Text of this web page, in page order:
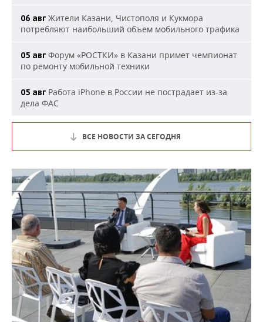
06 авг Жители Казани, Чистополя и Кукмора
потребляют наибольший объем мобильного трафика
05 авг Форум «РОСТКИ» в Казани примет чемпионат
по ремонту мобильной техники
05 авг Работа iPhone в России не пострадает из-за
дела ФАС
ВСЕ НОВОСТИ ЗА СЕГОДНЯ